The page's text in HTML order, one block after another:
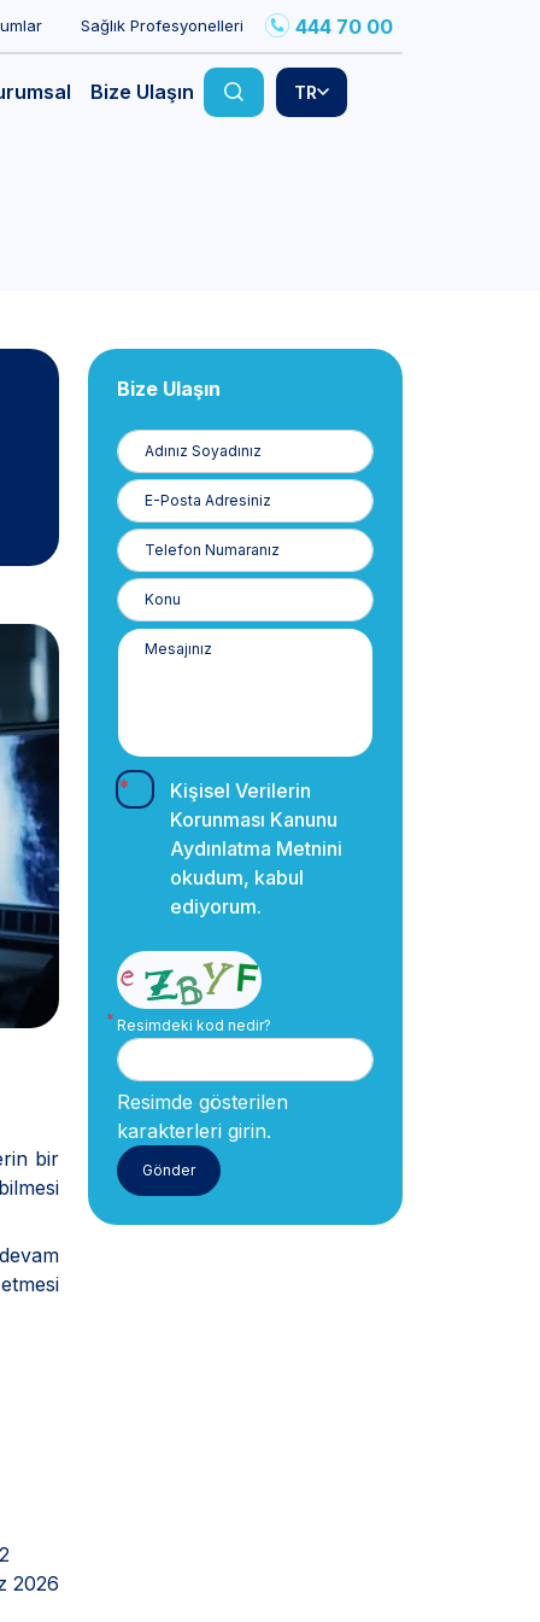
Sağlık Profesyonelleri 444 70 00
Bize Ulaşın TR
bir
2026
Bize Ulaşın
Adınız
Soyadınız
E-
Posta
Telefon
Numaranız
Kişisel Verilerin
Korunması Kanunu
Aydınlatma Metnini
okudum, kabul
ediyorum.
Resimdeki kod nedir?
Resimde gösterilen
karakterleri girin.